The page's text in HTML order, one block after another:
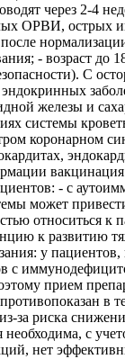
через 2-4
ОРВИ, острых
- возраст до
С
железы и
системы
коронарном
- с
может
относиться к
к развитию
у
с
прием
в
за риска
с
нет